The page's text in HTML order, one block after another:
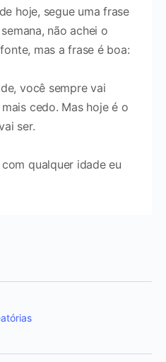
hoje, segue uma frase
não achei o
mas a frase é boa:
você sempre vai
cedo. Mas hoje é o
ser.
qualquer idade eu